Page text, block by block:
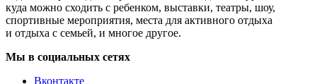
куда можно сходить с ребенком, выставки, театры, шоу,
спортивные мероприятия, места для активного отдыха
и отдыха с семьей, и многое другое.
Мы в социальных сетях
Вконтакте